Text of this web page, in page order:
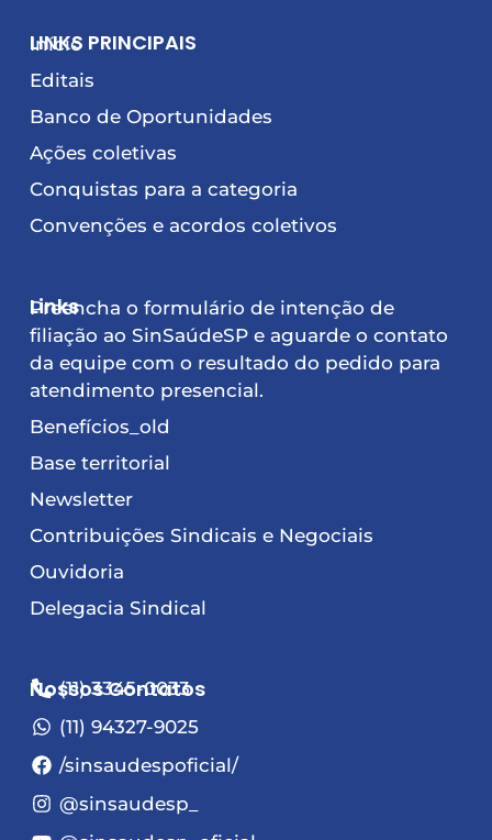
LINKS PRINCIPAIS
Início
Editais
Banco de Oportunidades
Ações coletivas
Conquistas para a categoria
Convenções e acordos coletivos
Links
Preencha o formulário de intenção de
filiação ao SinSaúdeSP e aguarde o contato
da equipe com o resultado do pedido para
atendimento presencial.
Benefícios_old
Base territorial
Newsletter
Contribuições Sindicais e Negociais
Ouvidoria
Delegacia Sindical
Nossos Contatos
(11) 3345-0033
(11) 94327-9025
/sinsaudespoficial/
@sinsaudesp_